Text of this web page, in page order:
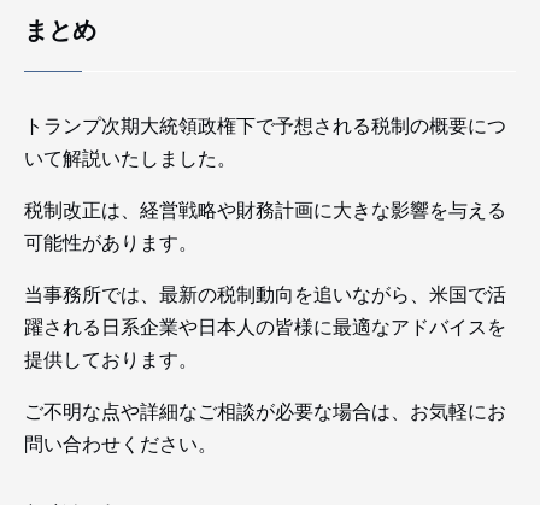
まとめ
トランプ次期大統領政権下で予想される税制の概要につ
いて解説いたしました。
税制改正は、経営戦略や財務計画に大きな影響を与える
可能性があります。
当事務所では、最新の税制動向を追いながら、米国で活
躍される日系企業や日本人の皆様に最適なアドバイスを
提供しております。
ご不明な点や詳細なご相談が必要な場合は、お気軽にお
問い合わせください。